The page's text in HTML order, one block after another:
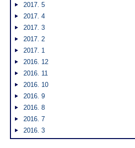
2017. 5
2017. 4
2017. 3
2017. 2
2017. 1
2016. 12
2016. 11
2016. 10
2016. 9
2016. 8
2016. 7
2016. 3